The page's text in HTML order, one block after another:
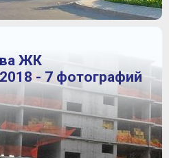
ЖК
- 7 фотографий